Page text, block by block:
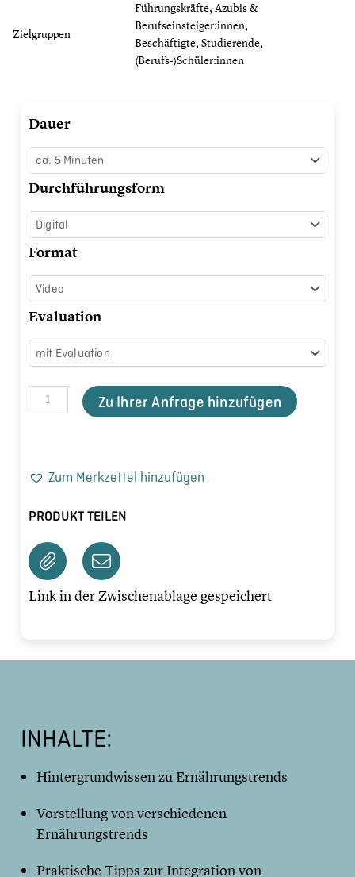
Zielgruppen
Führungskräfte, Azubis &
Berufseinsteiger:innen,
Beschäftigte, Studierende,
(Berufs-)Schüler:innen
Dauer
Durchführungsform
Format
Evaluation
Ernährungstrends
Menge
Zu Ihrer Anfrage hinzufügen
Zum Merkzettel hinzufügen
PRODUKT TEILEN
Link in der Zwischenablage gespeichert
INHALTE:
Hintergrundwissen zu Ernährungstrends
Vorstellung von verschiedenen
Ernährungstrends
Praktische Tipps zur Integration von